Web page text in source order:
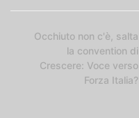
Occhiuto non c'è, salta
la convention di
Crescere: Voce verso
Forza Italia?